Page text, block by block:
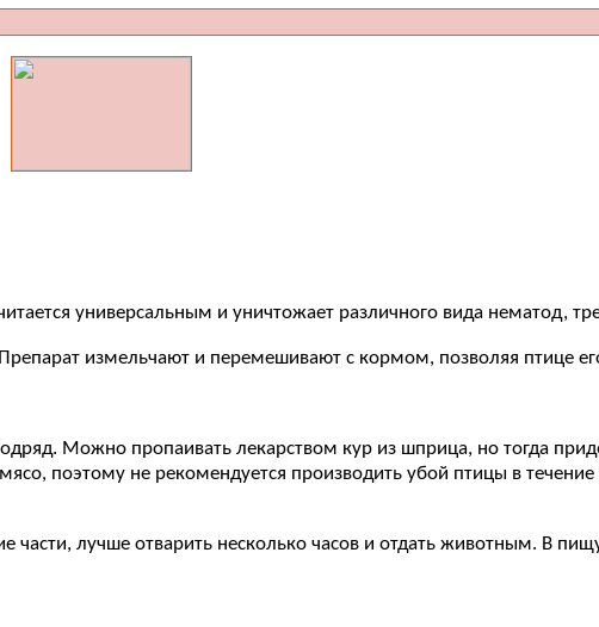
универсальным и уничтожает различного вида нематод,
измельчают и перемешивают с кормом, позволяя птице
Можно пропаивать лекарством кур из шприца, но тогда
поэтому не рекомендуется производить убой птицы в
лучше отварить несколько часов и отдать животным. В